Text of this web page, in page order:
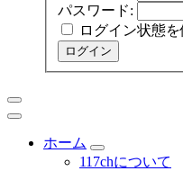
パスワード:
ログイン状態
ログイン
ホーム
117chについて